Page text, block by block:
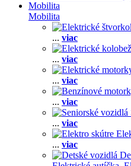
Mobilita
Mobilita
... viac
... viac
... viac
... viac
... viac
... viac